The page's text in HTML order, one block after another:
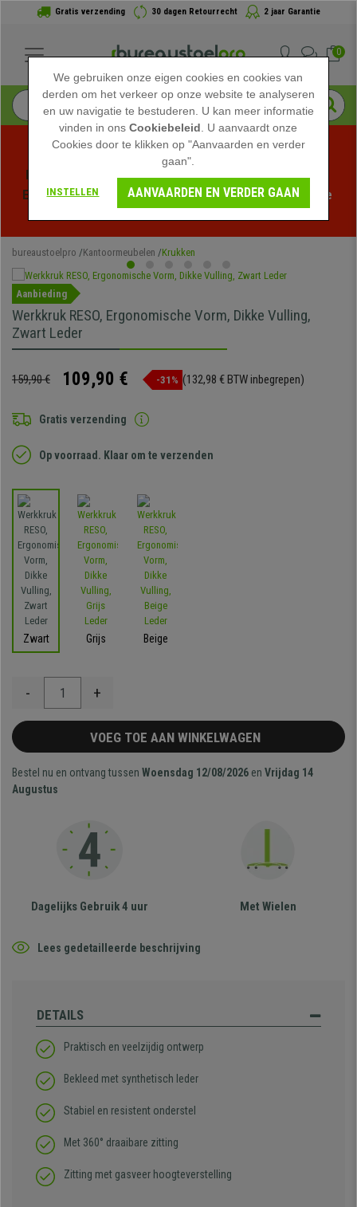
Gratis verzending 30 dagen Retourrecht 2 jaar Garantie
0
Profiteer van de Zomeruitverkoop bij bureaustoelpro!
Exclusieve kortingen voor een beperkte tijd - Bekijk de
bureaustoelpro Kantoormeubelen Krukken
Aanbieding
Werkkruk RESO, Ergonomische Vorm, Dikke Vulling,
Zwart Leder
159,90 € 109,90 € -31% (132,98 € BTW inbegrepen)
Gratis verzending
Op voorraad. Klaar om te verzenden
Zwart Grijs Beige
- +
VOEG TOE AAN WINKELWAGEN
Bestel nu en ontvang tussen Woensdag 12/08/2026 en Vrijdag 14
Augustus
Dagelijks Gebruik 4 uur Met Wielen
Lees gedetailleerde beschrijving
DETAILS
Praktisch en veelzijdig ontwerp
Bekleed met synthetisch leder
Stabiel en resistent onderstel
Met 360° draaibare zitting
Zitting met gasveer hoogteverstelling
We gebruiken onze eigen cookies en cookies van
derden om het verkeer op onze website te analyseren
en uw navigatie te bestuderen. U kan meer informatie
vinden in onsCookiebeleid . U aanvaardt onze
Cookies door te klikken op "Aanvaarden en verder
gaan".
INSTELLEN AANVAARDEN EN VERDER GAAN